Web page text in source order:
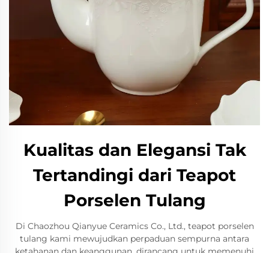
Kualitas dan Elegansi Tak
Tertandingi dari Teapot
Porselen Tulang
Di Chaozhou Qianyue Ceramics Co., Ltd., teapot porselen
tulang kami mewujudkan perpaduan sempurna antara